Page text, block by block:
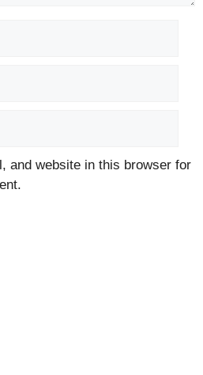
and website in this browser for